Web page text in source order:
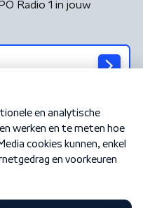
Radio 1 in jouw